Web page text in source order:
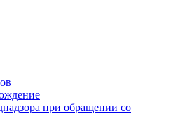
при обращении со